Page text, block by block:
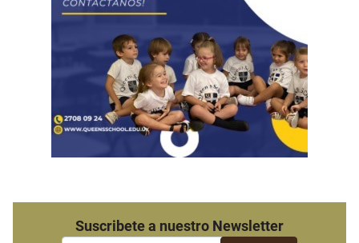
Suscribete a nuestro Newsletter